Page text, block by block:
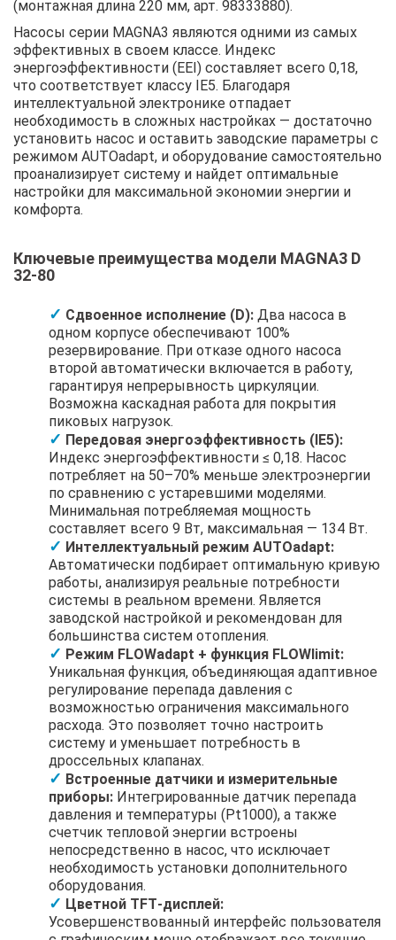
(монтажная длина 220 мм, арт. 98333880).
Насосы серии MAGNA3 являются одними из самых
эффективных в своем классе. Индекс
энергоэффективности (EEI) составляет всего 0,18,
что соответствует классу IE5. Благодаря
интеллектуальной электронике отпадает
необходимость в сложных настройках — достаточно
установить насос и оставить заводские параметры с
режимом AUTOadapt, и оборудование самостоятельно
проанализирует систему и найдет оптимальные
настройки для максимальной экономии энергии и
комфорта.
Ключевые преимущества модели MAGNA3 D
32-80
Сдвоенное исполнение (D): Два насоса в
одном корпусе обеспечивают 100%
резервирование. При отказе одного насоса
второй автоматически включается в работу,
гарантируя непрерывность циркуляции.
Возможна каскадная работа для покрытия
пиковых нагрузок.
Передовая энергоэффективность (IE5):
Индекс энергоэффективности ≤ 0,18. Насос
потребляет на 50–70% меньше электроэнергии
по сравнению с устаревшими моделями.
Минимальная потребляемая мощность
составляет всего 9 Вт, максимальная — 134 Вт.
Интеллектуальный режим AUTOadapt:
Автоматически подбирает оптимальную кривую
работы, анализируя реальные потребности
системы в реальном времени. Является
заводской настройкой и рекомендован для
большинства систем отопления.
Режим FLOWadapt + функция FLOWlimit:
Уникальная функция, объединяющая адаптивное
регулирование перепада давления с
возможностью ограничения максимального
расхода. Это позволяет точно настроить
систему и уменьшает потребность в
дроссельных клапанах.
Встроенные датчики и измерительные
приборы: Интегрированные датчик перепада
давления и температуры (Pt1000), а также
счетчик тепловой энергии встроены
непосредственно в насос, что исключает
необходимость установки дополнительного
оборудования.
Цветной TFT‑дисплей:
Усовершенствованный интерфейс пользователя